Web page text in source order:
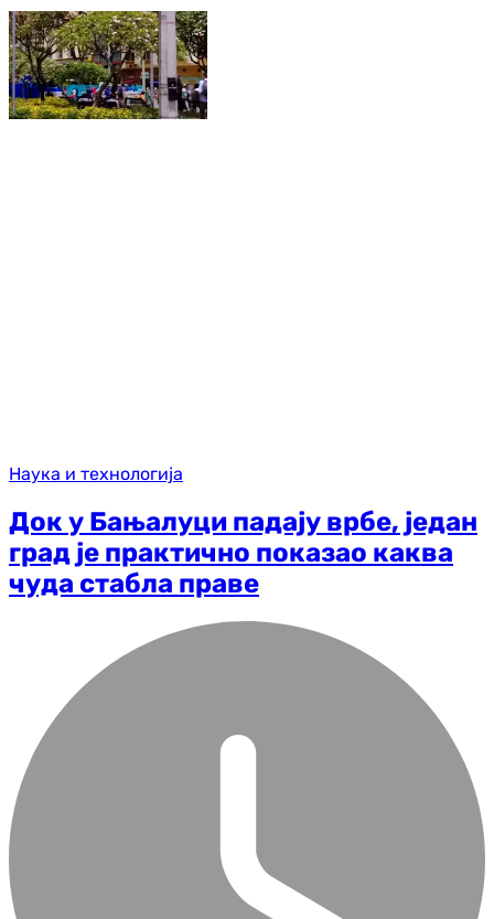
Наука и технологија
Док у Бањалуци падају врбе, један
град је практично показао каква
чуда стабла праве